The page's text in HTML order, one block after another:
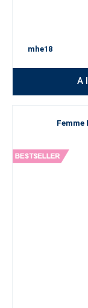
mhe18
A